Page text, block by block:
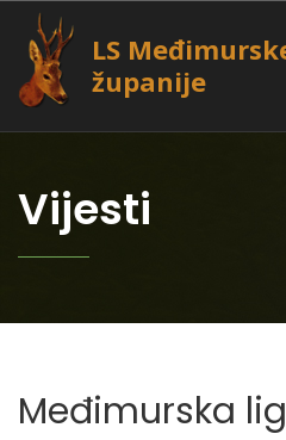
LS
županije
Vijesti
Međimurska